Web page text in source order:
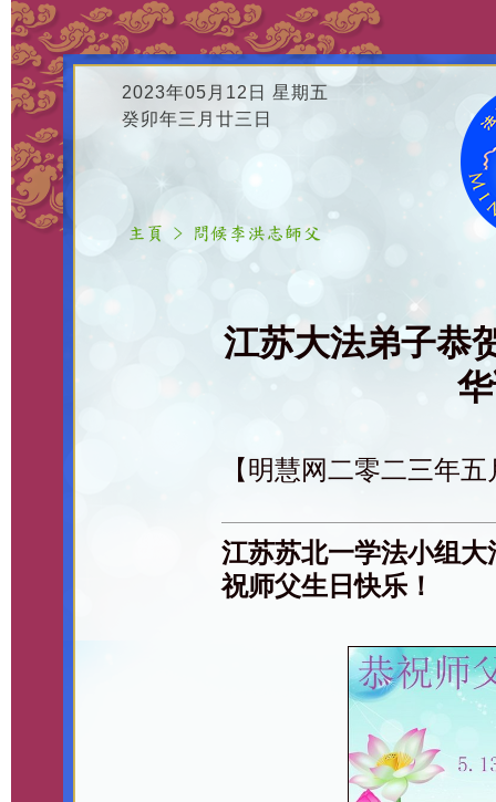
2023年05月12日 星期五
癸卯年三月廿三日
江苏大法弟子恭
【明慧网二零二三年
江苏苏北一学法小组
祝师父生日快乐！